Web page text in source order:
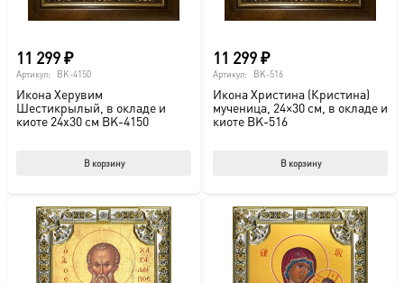
11 299₽
Артикул: BK-4150
Икона Херувим
Шестикрылый, в окладе и
киоте 24х30 см BK-4150
В корзину
11 299₽
Артикул: BK-516
Икона Христина (Кристина)
мученица, 24×30 см, в окладе и
киоте BK-516
В корзину